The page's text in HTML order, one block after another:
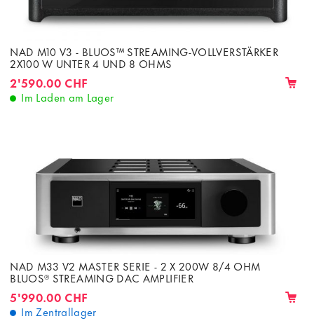
NAD M10 V3 - BLUOS™ STREAMING-VOLLVERSTÄRKER
2X100 W UNTER 4 UND 8 OHMS
2'590.00 CHF
Im Laden am Lager
NAD M33 V2 MASTER SERIE - 2 X 200W 8/4 OHM
BLUOS® STREAMING DAC AMPLIFIER
5'990.00 CHF
Im Zentrallager